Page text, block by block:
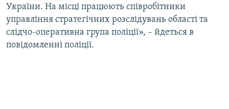
України. На місці працюють співробітники
управління стратегічних розслідувань області та
слідчо-оперативна група поліції», – йдеться в
повідомленні поліції.